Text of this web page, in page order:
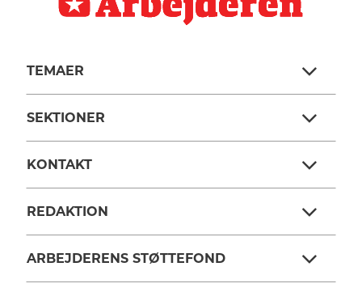
TEMAER
SEKTIONER
KONTAKT
REDAKTION
ARBEJDERENS STØTTEFOND